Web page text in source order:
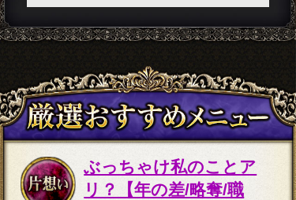
ぶっちゃけ私のことア
リ？【年の差/略奪/職